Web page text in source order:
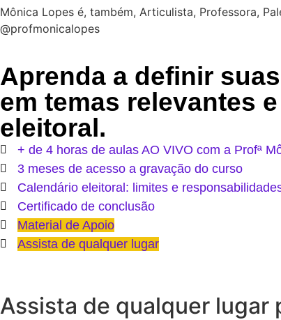
Mônica Lopes é, também, Articulista, Professora,
@profmonicalopes
Aprenda a definir
em temas relevantes
eleitoral.
+ de 4 horas de aulas AO VIVO com a Profª
3 meses de acesso a gravação do curso
Calendário eleitoral: limites e
Certificado de conclusão
Material de Apoio
Assista de qualquer lugar
Assista de qualquer lugar